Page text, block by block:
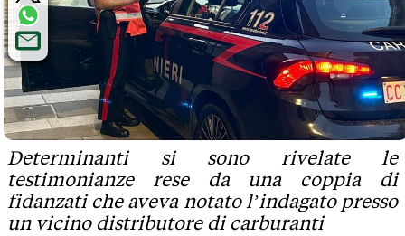
Determinanti si sono rivelate le
testimonianze rese da una coppia di
fidanzati che aveva notato l’indagato presso
un vicino distributore di carburanti